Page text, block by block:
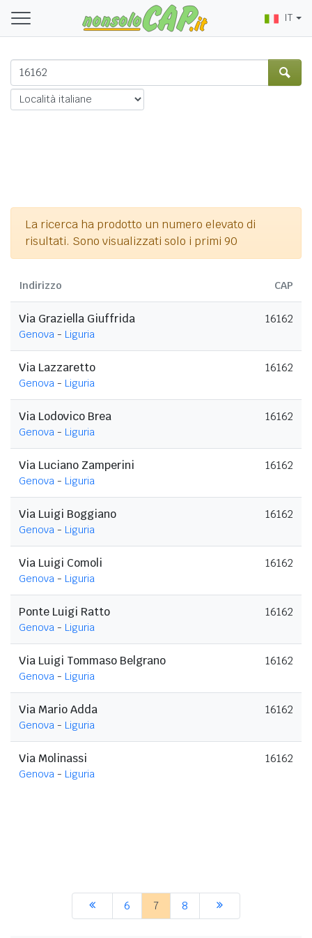
IT
La ricerca ha prodotto un numero elevato di
risultati. Sono visualizzati solo i primi 90
Indirizzo CAP
Via Graziella Giuffrida
Genova - Liguria
16162
Via Lazzaretto
Genova - Liguria
16162
Via Lodovico Brea
Genova - Liguria
16162
Via Luciano Zamperini
Genova - Liguria
16162
Via Luigi Boggiano
Genova - Liguria
16162
Via Luigi Comoli
Genova - Liguria
16162
Ponte Luigi Ratto
Genova - Liguria
16162
Via Luigi Tommaso Belgrano
Genova - Liguria
16162
Via Mario Adda
Genova - Liguria
16162
Via Molinassi
Genova - Liguria
16162
6 7 8